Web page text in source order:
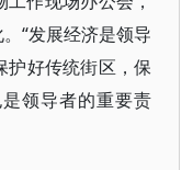
“发展经济是领导
护好传统街区，保
领导者的重要责